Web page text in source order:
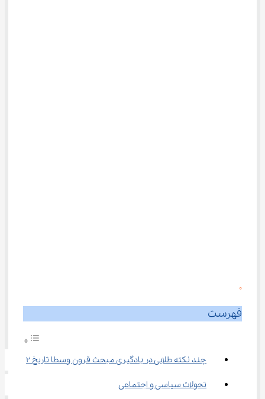
0
فهرست
چند نکته طلایی در یادگیری مبحث قرون وسطا تاریخ ۲
تحولات سیاسی و اجتماعی